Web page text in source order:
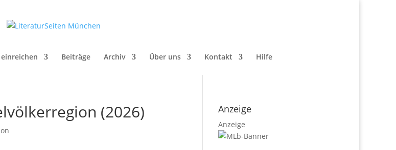
Beiträge Archiv Über uns Kontakt Hilfe
(2026) Anzeige
Anzeige